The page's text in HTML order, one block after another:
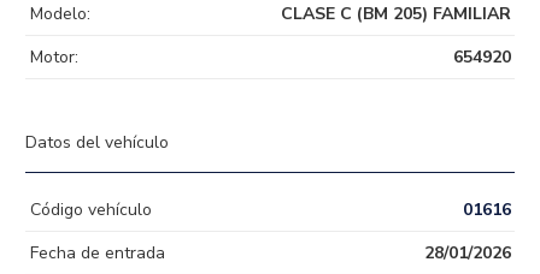
Modelo:
CLASE C (BM 205) FAMILIAR
Motor:
654920
Datos del vehículo
Código vehículo
01616
Fecha de entrada
28/01/2026